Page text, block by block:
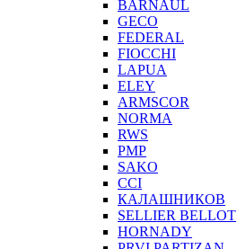
BARNAUL
GEСO
FEDERAL
FIOCCHI
LAPUA
ELEY
ARMSCOR
NORMA
RWS
PMP
SAKO
CCI
КАЛАШНИКОВ
SELLIER BELLOT
HORNADY